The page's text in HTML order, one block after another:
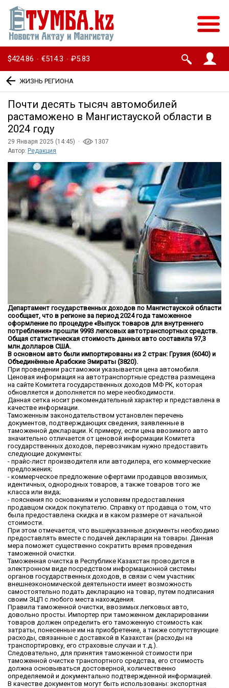
$424.86 · €514.3 · ₽5.83
ЖИЗНЬ РЕГИОНА
Почти десять тысяч автомобилей
растаможено в Мангистауской области в
2024 году
29 Января 2025 (14:45) ·
1307
Автор: Редакция
Департамент государственных доходов по Мангистауской области
сообщает, что в регионе за период 2024 года таможенное
оформление по процедуре «Выпуск товаров для внутреннего
потребления» прошли 9993 легковых автотранспортных средств.
Общая статистическая стоимость данных авто составила 97,3
млн.долларов США.
В основном авто были импортированы из 2 стран: Грузия (6040) и
Объединённые Арабские Эмираты (3820).
При проведении растаможки указывается цена автомобиля.
Ценовая информация на автотранспортные средства размещена
на сайте Комитета государственных доходов МФ РК, которая
обновляется и дополняется по мере необходимости.
Данная сетка носит рекомендательный характер и представлена в
качестве информации.
Таможенным законодательством установлен перечень
документов, подтверждающих сведения, заявленные в
таможенной декларации. К примеру, если цена ввозимого авто
значительно отличается от ценовой информации Комитета
государственных доходов, перевозчикам нужно предоставить
следующие документы:
- прайс-лист производителя или автодилера, его коммерческие
предложения;
- коммерческое предложение офертами продавцов ввозимых,
идентичных, однородных товаров, а также товаров того же
класса или вида;
- пояснения по основаниям и условиям предоставления
продавцом скидок покупателю. Справку от продавца о том, что
была предоставлена скидка и в каком размере от начальной
стоимости.
При этом отмечается, что вышеуказанные документы необходимо
предоставлять вместе с подачей декларации на товары. Данная
мера поможет существенно сократить время проведения
таможенной очистки.
Таможенная очистка в Республике Казахстан проводится в
электронном виде посредством информационной системы
органов государственных доходов, в связи с чем участник
внешнеэкономической деятельности имеет возможность
самостоятельно подать декларацию на товар, путем подписания
своим ЭЦП с любого места нахождения.
Правила таможенной очистки, ввозимых легковых авто,
довольно просты. Импортер при таможенном декларировании
товаров должен определить его таможенную стоимость как
затраты, понесенные им на приобретение, а также сопутствующие
расходы, связанные с доставкой в Казахстан (расходы на
транспортировку, его страховые случаи и т.д.).
Следовательно, для принятия таможенной стоимости при
таможенной очистке транспортного средства, его стоимость
должна основываться достоверной, количественно
определяемой и документально подтвержденной информацией.
В качестве документов могут быть использованы: экспортная